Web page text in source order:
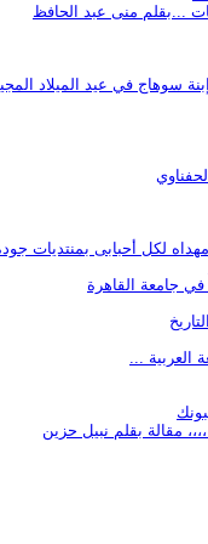
...بقلم منى عبد الحافظ
سوهاج في عيد الميلاد
لكل أحبابى بمنتديات جودة
جامعة القاهرة
العربية ...
مقالة بقلم نبيل حزين